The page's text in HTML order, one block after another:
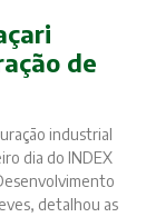
de
industrial
dia do INDEX
detalhou as